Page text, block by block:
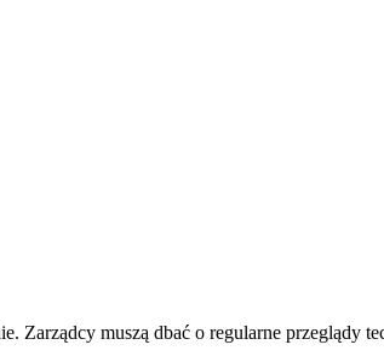
Zarządcy muszą dbać o regularne przeglądy